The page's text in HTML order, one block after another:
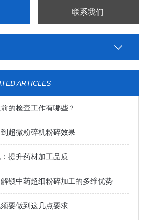
联系我们
ARTICLES
的检查工作有哪些？
超微粉碎机粉碎效果
提升药材加工品质
锁中药超细粉碎加工的多维优势
要做到这几点要求